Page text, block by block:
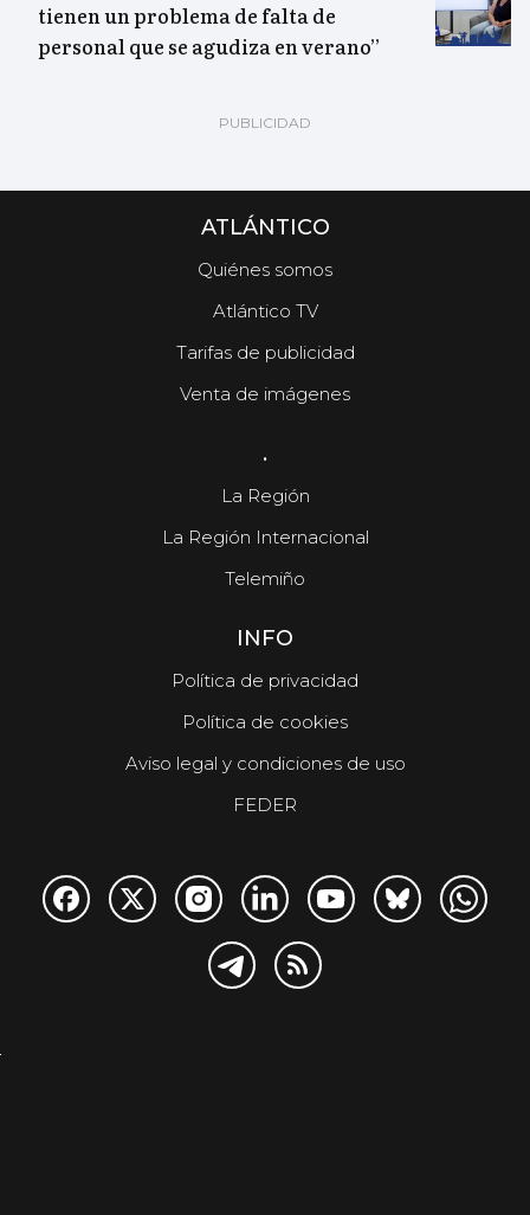
tienen un problema de falta de
personal que se agudiza en verano”
ATLÁNTICO
Quiénes somos
Atlántico TV
Tarifas de publicidad
Venta de imágenes
.
La Región
La Región Internacional
Telemiño
INFO
Política de privacidad
Política de cookies
Aviso legal y condiciones de uso
FEDER